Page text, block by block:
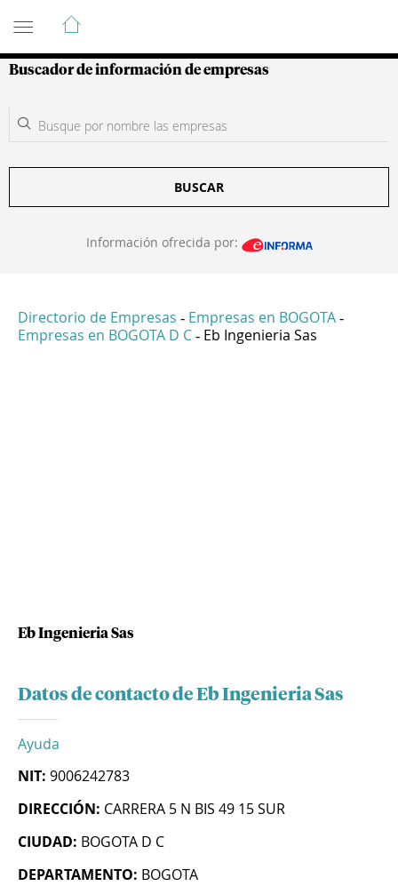
Guía de Empresas Colombianas
Buscador de información de empresas
BUSCAR
Información ofrecida por:
Directorio de Empresas - Empresas en BOGOTA -
Empresas en BOGOTA D C - Eb Ingenieria Sas
Eb Ingenieria Sas
Datos de contacto de Eb Ingenieria Sas
Ayuda
NIT: 9006242783
DIRECCIÓN: CARRERA 5 N BIS 49 15 SUR
CIUDAD: BOGOTA D C
DEPARTAMENTO: BOGOTA